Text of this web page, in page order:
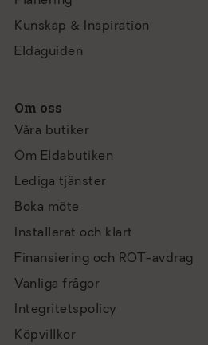
Kunskap & Inspiration
Eldaguiden
Om oss
Våra butiker
Om Eldabutiken
Lediga tjänster
Boka möte
Installerat och klart
Finansiering och ROT-avdrag
Vanliga frågor
Integritetspolicy
Köpvillkor